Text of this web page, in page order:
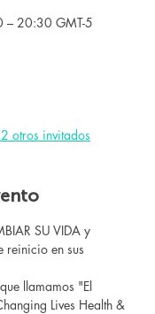
20:30 GMT-5
otros invitados
SU VIDA y
reinicio en sus
Lives Health &